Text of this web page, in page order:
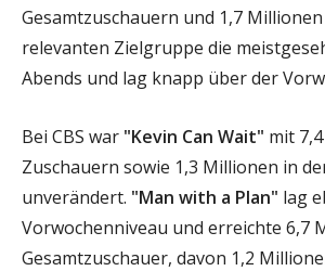
Gesamtzuschauern und 1,7
relevanten Zielgruppe die
Abends und lag knapp über der
Bei CBS war "Kevin Can Wait" mit
Zuschauern sowie 1,3 Millionen in
unverändert. "Man with a Plan" lag
Vorwochenniveau und erreichte 6,7
Gesamtzuschauer, davon 1,2